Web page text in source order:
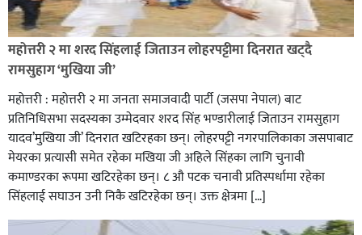
रक्तदान सेवामा जिल्लामै दोस्रो स्थान ल्याएकोमा जनमत नेताद्वय
रेडक्रस सिराहा द्वारा सम्मानित
सिराहाको औरहीमा जेन-जी भेला सम्पन्न
महोत्तरी २ मा शरद सिंहलाई जिताउन लोहरपट्टीमा दिनरात खट्दै
रामसुहाग ‘मुखिया जी’
महोत्तरी : महोत्तरी २ मा जनता समाजवादी पार्टी (जसपा नेपाल) बाट
प्रतिनिधिसभा सदस्यका उम्मेदवार शरद सिंह भण्डारीलाई जिताउन रामसुहाग
यादव’मुखिया जी’ दिनरात खटिरहका छन्। लोहरपट्टी नगरपालिकाका जसपाबाट
मेयरका प्रत्यासी समेत रहेका मखिया जी अहिले सिंहका लागि चुनावी
कमाण्डरका रूपमा खटिरहेका छन्। ८ औ पटक चनावी प्रतिस्पर्धामा रहेका
सिंहलाई सघाउन उनी निकै खटिरहेका छन्। उक्त क्षेत्रमा […]